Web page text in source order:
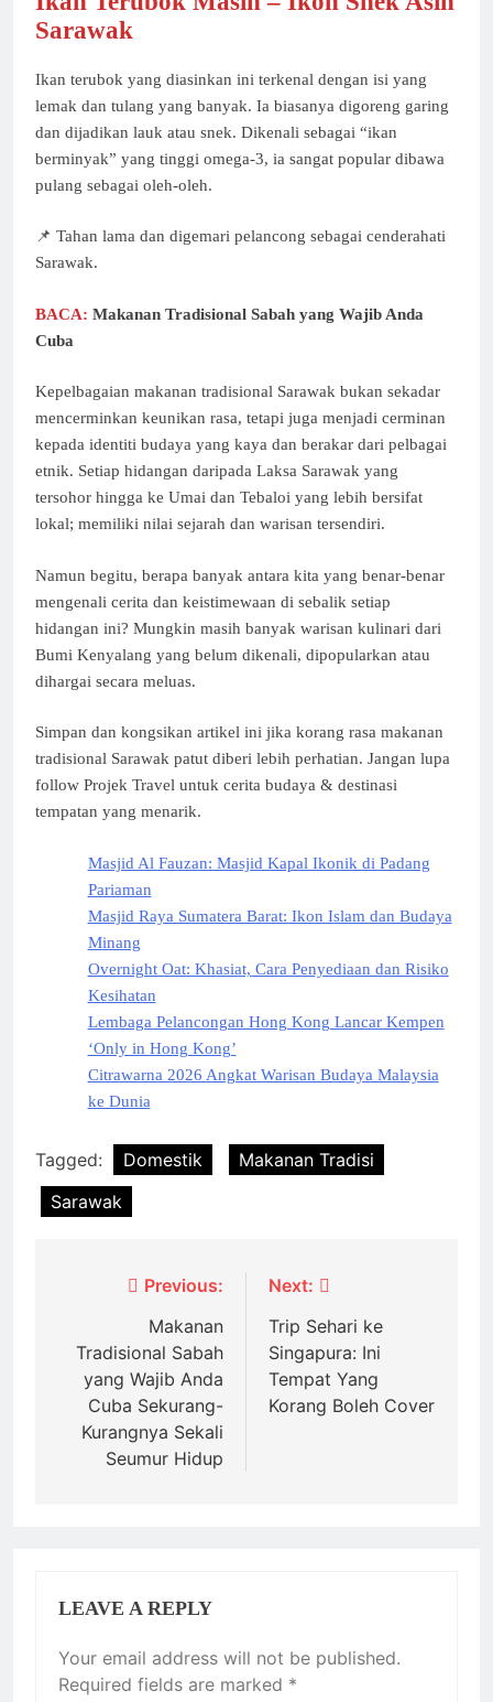
Sarawak
Ikan terubok yang diasinkan ini terkenal dengan isi yang
lemak dan tulang yang banyak. Ia biasanya digoreng garing
dan dijadikan lauk atau snek. Dikenali sebagai “ikan
berminyak” yang tinggi omega-3, ia sangat popular dibawa
pulang sebagai oleh-oleh.
📌 Tahan lama dan digemari pelancong sebagai cenderahati
Sarawak.
BACA: Makanan Tradisional Sabah yang Wajib Anda
Cuba
Kepelbagaian makanan tradisional Sarawak bukan sekadar
mencerminkan keunikan rasa, tetapi juga menjadi cerminan
kepada identiti budaya yang kaya dan berakar dari pelbagai
etnik. Setiap hidangan daripada Laksa Sarawak yang
tersohor hingga ke Umai dan Tebaloi yang lebih bersifat
lokal; memiliki nilai sejarah dan warisan tersendiri.
Namun begitu, berapa banyak antara kita yang benar-benar
mengenali cerita dan keistimewaan di sebalik setiap
hidangan ini? Mungkin masih banyak warisan kulinari dari
Bumi Kenyalang yang belum dikenali, dipopularkan atau
dihargai secara meluas.
Simpan dan kongsikan artikel ini jika korang rasa makanan
tradisional Sarawak patut diberi lebih perhatian. Jangan lupa
follow Projek Travel untuk cerita budaya & destinasi
tempatan yang menarik.
Masjid Al Fauzan: Masjid Kapal Ikonik di Padang
Pariaman
Masjid Raya Sumatera Barat: Ikon Islam dan Budaya
Minang
Overnight Oat: Khasiat, Cara Penyediaan dan Risiko
Kesihatan
Lembaga Pelancongan Hong Kong Lancar Kempen
‘Only in Hong Kong’
Citrawarna 2026 Angkat Warisan Budaya Malaysia
ke Dunia
Tagged: Domestik
Makanan Tradisi
Sarawak
navigation
Previous:
Makanan
Tradisional Sabah
yang Wajib Anda
Cuba Sekurang-
Kurangnya Sekali
Seumur Hidup
Next:
Trip Sehari ke
Singapura: Ini
Tempat Yang
Korang Boleh Cover
LEAVE A REPLY
Your email address will not be published.
Required fields are marked *